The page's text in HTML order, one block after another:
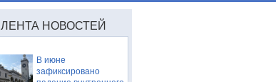
ЛЕНТА НОВОСТЕЙ
В июне
зафиксировано